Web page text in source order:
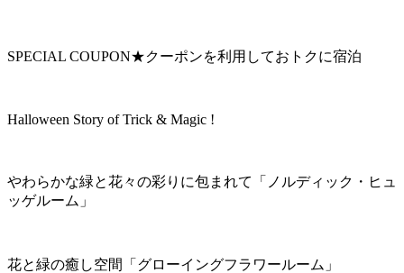
SPECIAL COUPON★クーポンを利用しておトクに宿泊
Halloween Story of Trick & Magic !
やわらかな緑と花々の彩りに包まれて「ノルディック・ヒュ
ッゲルーム」
花と緑の癒し空間「グローイングフラワールーム」